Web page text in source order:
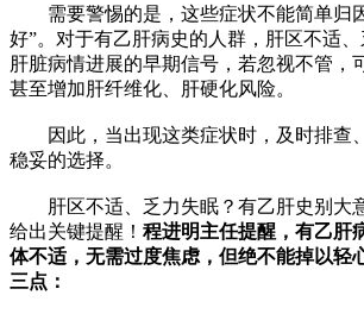
需要警惕的是，这些症状不能简单归因
好”。对于有乙肝病史的人群，肝区不适
肝脏病情进展的早期信号，若忽视不管，
甚至增加肝纤维化、肝硬化风险。
因此，当出现这类症状时，及时排查
稳妥的选择。
肝区不适、乏力失眠？有乙肝史别大
给出关键提醒！ 程进明主任提醒，有乙肝
体不适，无需过度焦虑，但绝不能掉以轻
三点：